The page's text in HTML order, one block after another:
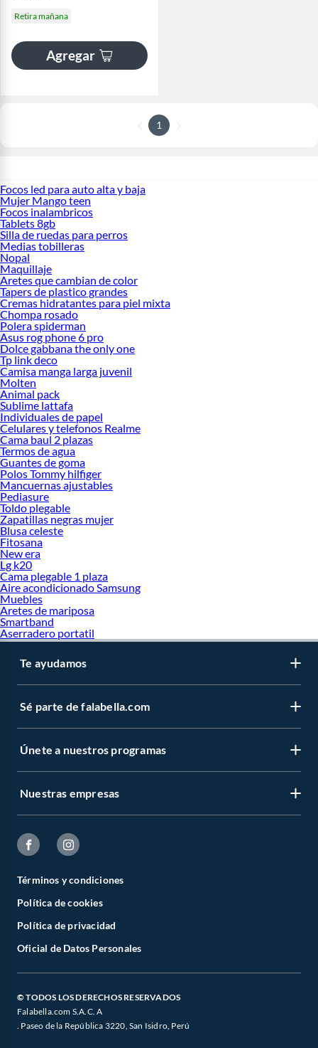
Retira mañana
Agregar
1
Focos led para auto alta y baja
Mujer Mango teen
Focos inalambricos
Tablets 8gb
Silla de ruedas para perros
Medias tobilleras
Nopal
Maquillaje
Aretes que cambian de color
Tapers de plastico grandes
Cremas hidratantes para piel mixta
Chompa rosado
Polera spiderman
Asus rog phone 6 pro
Dolce gabbana the only one
Tp link deco
Camisa manga larga juvenil
Molten
Animal pack
Sublime lattafa
Individuales de papel
Celulares y telefonos Realme
Cama baul 2 plazas
Termos de agua
Guantes de goma
Polos Tommy hilfiger
Mancuernas ajustables
Pediasure
Toldo plegable
Zapatillas negras mujer
Blusa celeste
Fitosana
New era
Lg k20
Cama plegable 1 plaza
Aire acondicionado Samsung
Muebles
Aretes de mariposa
Smartband
Aserradero portatil
Te ayudamos
Sé parte de falabella.com
Únete a nuestros programas
Nuestras empresas
Términos y condiciones
Política de cookies
Política de privacidad
Oficial de Datos Personales
© TODOS LOS DERECHOS RESERVADOS
Falabella.com S.A.C. A
. Paseo de la República 3220, San Isidro, Perú